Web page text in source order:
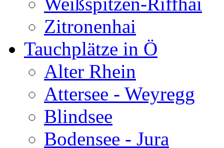
Zitronenhai
Tauchplätze in Ö
Alter Rhein
Attersee - Weyregg
Blindsee
Bodensee - Jura